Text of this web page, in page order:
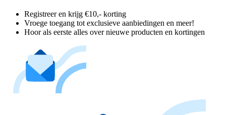
Registreer en krijg €10,- korting
Vroege toegang tot exclusieve aanbiedingen en meer!
Hoor als eerste alles over nieuwe producten en kortingen